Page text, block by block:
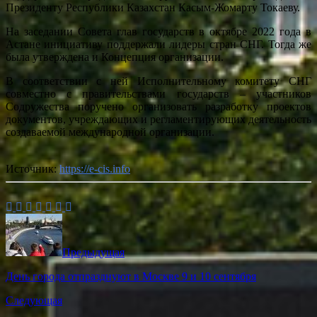
Президенту Республики Казахстан Касым-Жомарту Токаеву.
На заседании Совета глав государств в октябре 2022 года в
Астане инициативу поддержали лидеры стран СНГ. Тогда же
была утверждена и Концепция организации.
В соответствии с ней Исполнительному комитету СНГ
совместно с правительствами государств – участников
Содружества поручено организовать разработку проектов
документов, учреждающих и регламентирующих деятельность
создаваемой международной организации.
Источник:https://e-cis.info
Предыдущая
День города отпразднуют в Москве 9 и 10 сентября
Следующая